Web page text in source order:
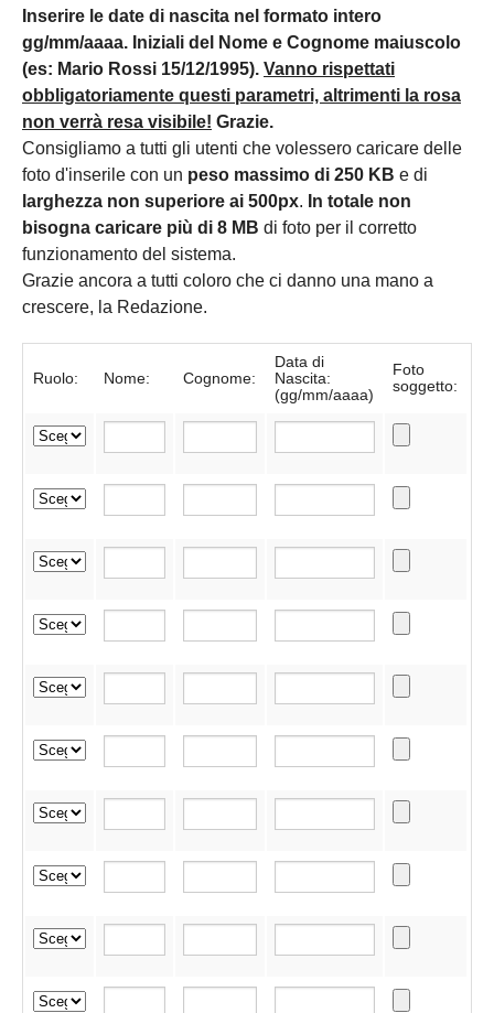
Inserire le date di nascita nel formato intero
gg/mm/aaaa. Iniziali del Nome e Cognome maiuscolo
(es: Mario Rossi 15/12/1995). Vanno rispettati
obbligatoriamente questi parametri, altrimenti la rosa
non verrà resa visibile! Grazie.
Consigliamo a tutti gli utenti che volessero caricare delle
foto d'inserile con un peso massimo di 250 KB e di
larghezza non superiore ai 500px. In totale non
bisogna caricare più di 8 MB di foto per il corretto
funzionamento del sistema.
Grazie ancora a tutti coloro che ci danno una mano a
crescere, la Redazione.
Ruolo: Nome: Cognome:
Data di
Nascita:
(gg/mm/aaaa)
Foto
soggetto: